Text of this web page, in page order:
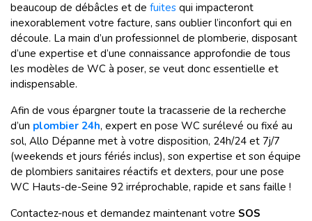
beaucoup de débâcles et de fuites qui impacteront
inexorablement votre facture, sans oublier l’inconfort qui en
découle. La main d’un professionnel de plomberie, disposant
d’une expertise et d’une connaissance approfondie de tous
les modèles de WC à poser, se veut donc essentielle et
indispensable.
Afin de vous épargner toute la tracasserie de la recherche
d’un plombier 24h, expert en pose WC surélevé ou fixé au
sol, Allo Dépanne met à votre disposition, 24h/24 et 7j/7
(weekends et jours fériés inclus), son expertise et son équipe
de plombiers sanitaires réactifs et dexters, pour une pose
WC Hauts-de-Seine 92 irréprochable, rapide et sans faille !
Contactez-nous et demandez maintenant votre SOS